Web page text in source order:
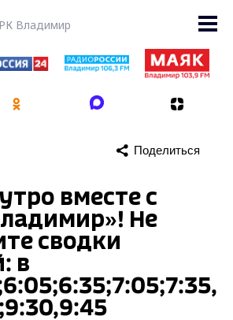
Владимир
Поделиться
вместе с
Не
сводки
в